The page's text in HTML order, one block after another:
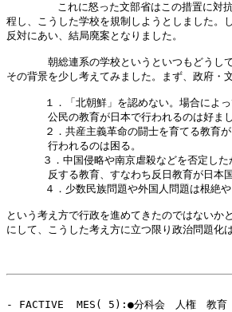
これに怒った文部省はこの措置に対
程し、こうした学校を規制しようとしました。
反対にあい、結局廃案となりました。
朝総連系の学校というといつもどうして
その背景を少し考えてみました。まず、政府・
１．「北朝鮮」を認めない。場合によ
公民の教育が日本で行われるのは好まし
２．共産主義革命の闘士を育てる教育
行われるのは困る。
３．中国侵略や南京虐殺などを否定したか
反する教育、すなわち反日教育が日本国
４．少数民族問題や外国人問題は根絶や
という考え方で行政を進めてきたのではないか
にして、こうした考え方に立つ限り政治問題化
- FACTIVE  MES( 5):●分科会　人権　教